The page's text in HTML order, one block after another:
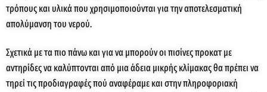
τρόπους και υλικά που χρησιμοποιούνται για την αποτελεσματική
απολύμανση του νερού.
Σχετικά με τα πιο πάνω και για να μπορούν οι πισίνες προκατ με
αντηρίδες να καλύπτονται από μια άδεια μικρής κλίμακας θα πρέπει να
τηρεί τις προδιαγραφές πού αναφέραμε και στην πληροφοριακή